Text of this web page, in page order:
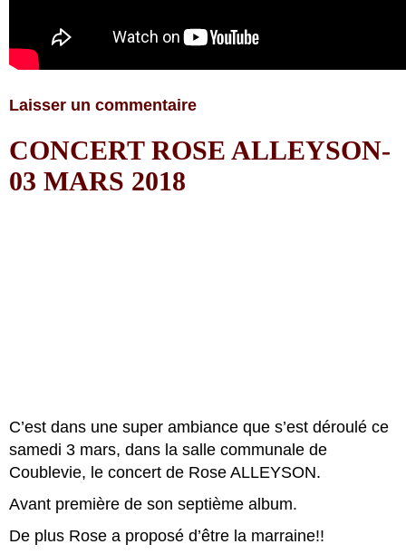
Laisser un commentaire
CONCERT ROSE ALLEYSON-
03 MARS 2018
C’est dans une super ambiance que s’est déroulé ce
samedi 3 mars, dans la salle communale de
Coublevie, le concert de Rose ALLEYSON.
Avant première de son septième album.
De plus Rose a proposé d’être la marraine!!